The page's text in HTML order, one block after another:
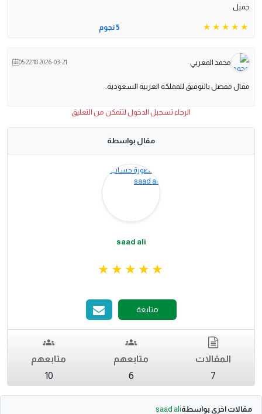
جميل
5 نجوم
محمد المغربي 2026-03-21 05:22:18
مقال مفصل بالتوفيق للمملكة العربية السعودية.
الرجاء تسجيل الدخول لتتمكن من التعليق
مقال بواسطة
saad ali
متابعة
المقالات
7
متابعهم
6
متابعهم
10
مقالات اخري بواسطةsaad ali